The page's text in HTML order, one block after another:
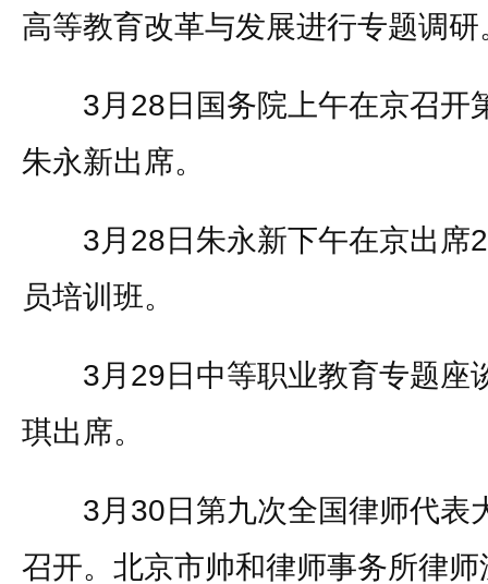
高等教育改革与发展进行专题调研
3月28日国务院上午在京召开
朱永新出席。
3月28日朱永新下午在京出席
员培训班。
3月29日中等职业教育专题座
琪出席。
3月30日第九次全国律师代表
召开。北京市帅和律师事务所律